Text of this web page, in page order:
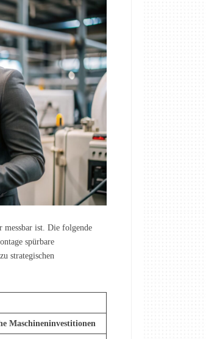
messbar ist. Die folgende
spürbare
strategischen
Maschineninvestitionen